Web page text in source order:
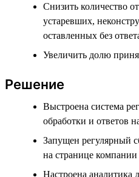
Снизить количество
устаревших,
оставленных без
Увеличить долю
Решение
Выстроена система
обработки и ответов
Запущен регулярный
на странице
Настроена аналитика